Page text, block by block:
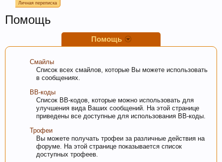
Если Вам нравится наш сайт, форум и
интернет-магазин, пожалуйста, поделитесь
ссылкой в соц сетях и в соц закладках. Тем
самым нас станет больше :) Спасибо!
Личная переписка
Помощь
Помощь
Смайлы
Список всех смайлов, которые Вы можете использовать
в сообщениях.
BB-коды
Список BB-кодов, которые можно использовать для
улучшения вида Ваших сообщений. На этой странице
приведены все доступные для использования BB-коды.
Трофеи
Вы можете получать трофеи за различные действия на
форуме. На этой странице показывается список
доступных трофеев.